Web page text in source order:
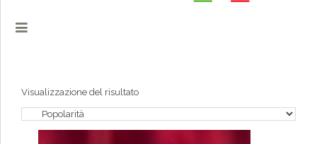
Visualizzazione del risultato